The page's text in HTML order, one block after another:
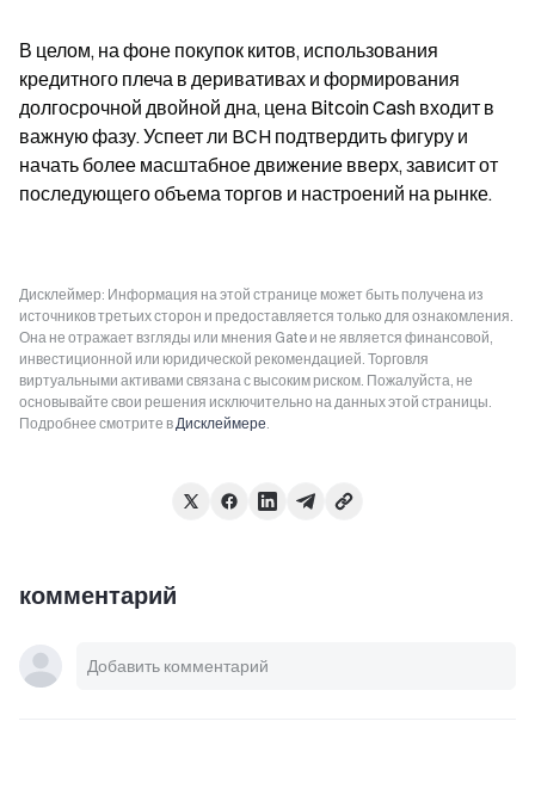
В целом, на фоне покупок китов, использования
кредитного плеча в деривативах и формирования
долгосрочной двойной дна, цена Bitcoin Cash входит в
важную фазу. Успеет ли BCH подтвердить фигуру и
начать более масштабное движение вверх, зависит от
последующего объема торгов и настроений на рынке.
Дисклеймер: Информация на этой странице может быть получена из
источников третьих сторон и предоставляется только для ознакомления.
Она не отражает взгляды или мнения Gate и не является финансовой,
инвестиционной или юридической рекомендацией. Торговля
виртуальными активами связана с высоким риском. Пожалуйста, не
основывайте свои решения исключительно на данных этой страницы.
Подробнее смотрите вДисклеймере.
комментарий